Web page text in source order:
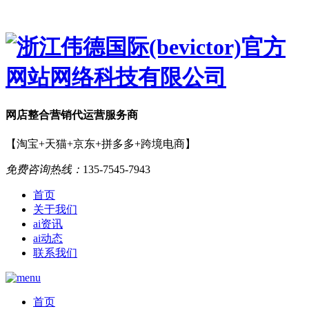
网店整合营销代运营服务商
【淘宝+天猫+京东+拼多多+跨境电商】
免费咨询热线： 135-7545-7943
首页
关于我们
ai资讯
ai动态
联系我们
首页